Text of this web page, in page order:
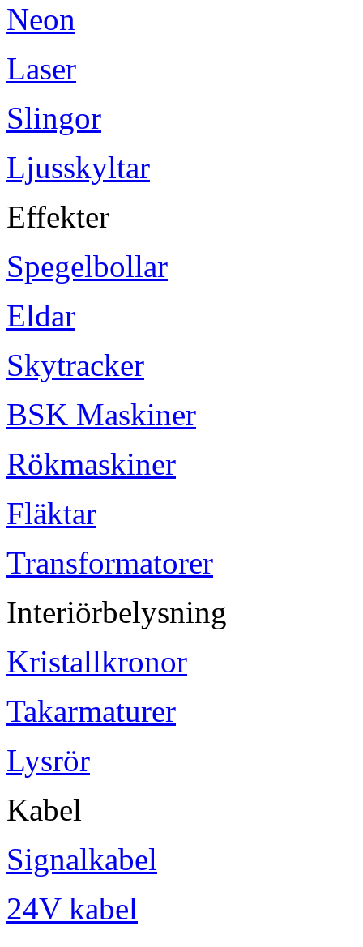
Neon
Laser
Slingor
Ljusskyltar
Effekter
Spegelbollar
Eldar
Skytracker
BSK Maskiner
Rökmaskiner
Fläktar
Transformatorer
Interiörbelysning
Kristallkronor
Takarmaturer
Lysrör
Kabel
Signalkabel
24V kabel